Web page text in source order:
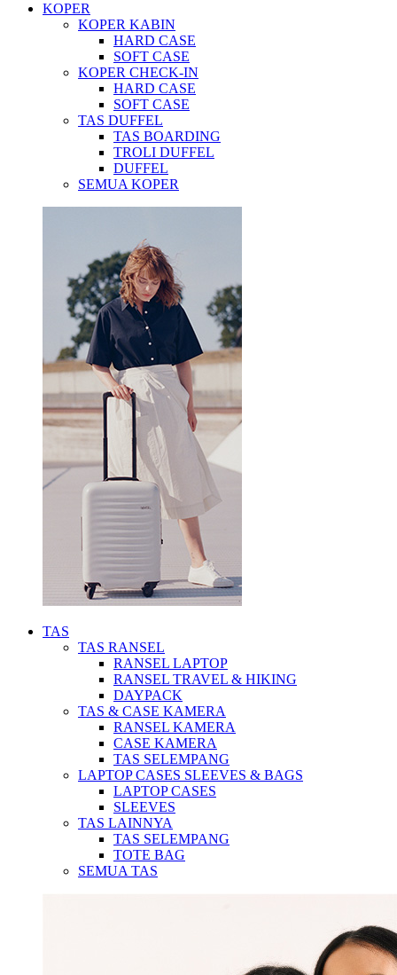
KOPER
KOPER KABIN
HARD CASE
SOFT CASE
KOPER CHECK-IN
HARD CASE
SOFT CASE
TAS DUFFEL
TAS BOARDING
TROLI DUFFEL
DUFFEL
SEMUA KOPER
TAS
TAS RANSEL
RANSEL LAPTOP
RANSEL TRAVEL & HIKING
DAYPACK
TAS & CASE KAMERA
RANSEL KAMERA
CASE KAMERA
TAS SELEMPANG
LAPTOP CASES SLEEVES & BAGS
LAPTOP CASES
SLEEVES
TAS LAINNYA
TAS SELEMPANG
TOTE BAG
SEMUA TAS